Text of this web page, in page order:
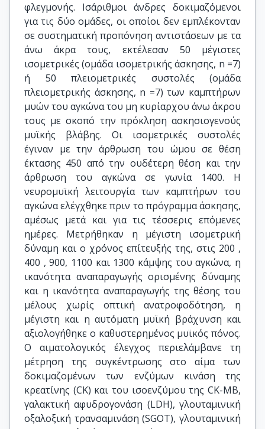
φλεγμονής. Ισάριθμοι άνδρες δοκιμαζόμενοι
για τις δύο ομάδες, οι οποίοι δεν εμπλέκονταν
σε συστηματική προπόνηση αντιστάσεων με τα
άνω άκρα τους, εκτέλεσαν 50 μέγιστες
ισομετρικές (ομάδα ισομετρικής άσκησης, n =7)
ή 50 πλειομετρικές συστολές (ομάδα
πλειομετρικής άσκησης, n =7) των καμπτήρων
μυών του αγκώνα του μη κυρίαρχου άνω άκρου
τους με σκοπό την πρόκληση ασκησιογενούς
μυϊκής βλάβης. Οι ισομετρικές συστολές
έγιναν με την άρθρωση του ώμου σε θέση
έκτασης 450 από την ουδέτερη θέση και την
άρθρωση του αγκώνα σε γωνία 1400. Η
νευρομυϊκή λειτουργία των καμπτήρων του
αγκώνα ελέγχθηκε πριν το πρόγραμμα άσκησης,
αμέσως μετά και για τις τέσσερις επόμενες
ημέρες. Μετρήθηκαν η μέγιστη ισομετρική
δύναμη και ο χρόνος επίτευξής της, στις 200 ,
400 , 900, 1100 και 1300 κάμψης του αγκώνα, η
ικανότητα αναπαραγωγής ορισμένης δύναμης
και η ικανότητα αναπαραγωγής της θέσης του
μέλους χωρίς οπτική ανατροφοδότηση, η
μέγιστη και η αυτόματη μυϊκή βράχυνση και
αξιολογήθηκε ο καθυστερημένος μυϊκός πόνος.
Ο αιματολογικός έλεγχος περιελάμβανε τη
μέτρηση της συγκέντρωσης στο αίμα των
δοκιμαζομένων των ενζύμων κινάση της
κρεατίνης (CK) και του ισοενζύμου της CK-MB,
γαλακτική αφυδρογονάση (LDH), γλουταμινική
οξαλοξική τρανσαμινάση (SGOT), γλουταμινική